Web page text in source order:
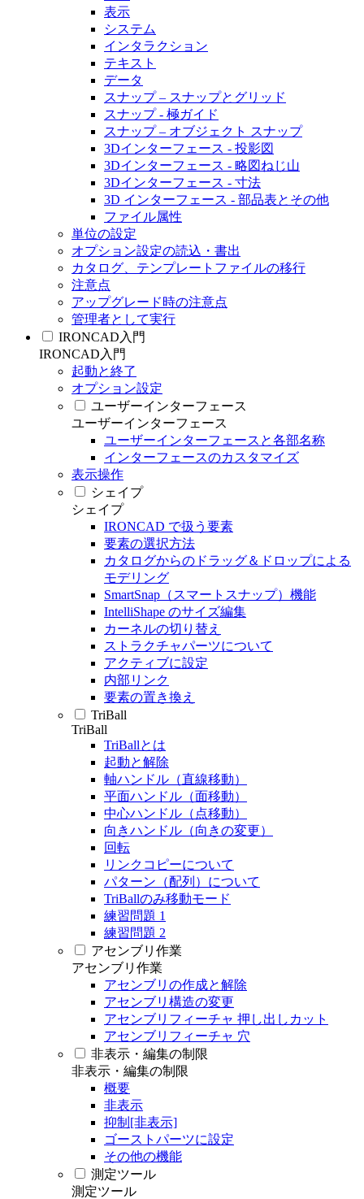
表示
システム
インタラクション
テキスト
データ
スナップ – スナップとグリッド
スナップ - 極ガイド
スナップ – オブジェクト スナップ
3Dインターフェース - 投影図
3Dインターフェース - 略図ねじ山
3Dインターフェース - 寸法
3D インターフェース - 部品表とその他
ファイル属性
単位の設定
オプション設定の読込・書出
カタログ、テンプレートファイルの移行
注意点
アップグレード時の注意点
管理者として実行
IRONCAD入門
IRONCAD入門
起動と終了
オプション設定
ユーザーインターフェース
ユーザーインターフェース
ユーザーインターフェースと各部名称
インターフェースのカスタマイズ
表示操作
シェイプ
シェイプ
IRONCAD で扱う要素
要素の選択方法
カタログからのドラッグ＆ドロップによる
モデリング
SmartSnap（スマートスナップ）機能
IntelliShape のサイズ編集
カーネルの切り替え
ストラクチャパーツについて
アクティブに設定
内部リンク
要素の置き換え
TriBall
TriBall
TriBallとは
起動と解除
軸ハンドル（直線移動）
平面ハンドル（面移動）
中心ハンドル（点移動）
向きハンドル（向きの変更）
回転
リンクコピーについて
パターン（配列）について
TriBallのみ移動モード
練習問題 1
練習問題 2
アセンブリ作業
アセンブリ作業
アセンブリの作成と解除
アセンブリ構造の変更
アセンブリフィーチャ 押し出しカット
アセンブリフィーチャ 穴
非表示・編集の制限
非表示・編集の制限
概要
非表示
抑制[非表示]
ゴーストパーツに設定
その他の機能
測定ツール
測定ツール